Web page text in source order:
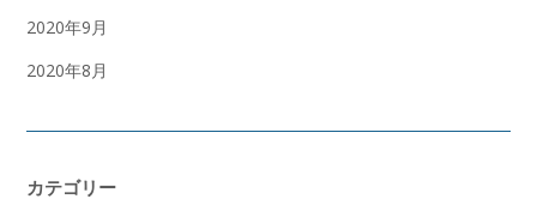
2020年9月
2020年8月
カテゴリー